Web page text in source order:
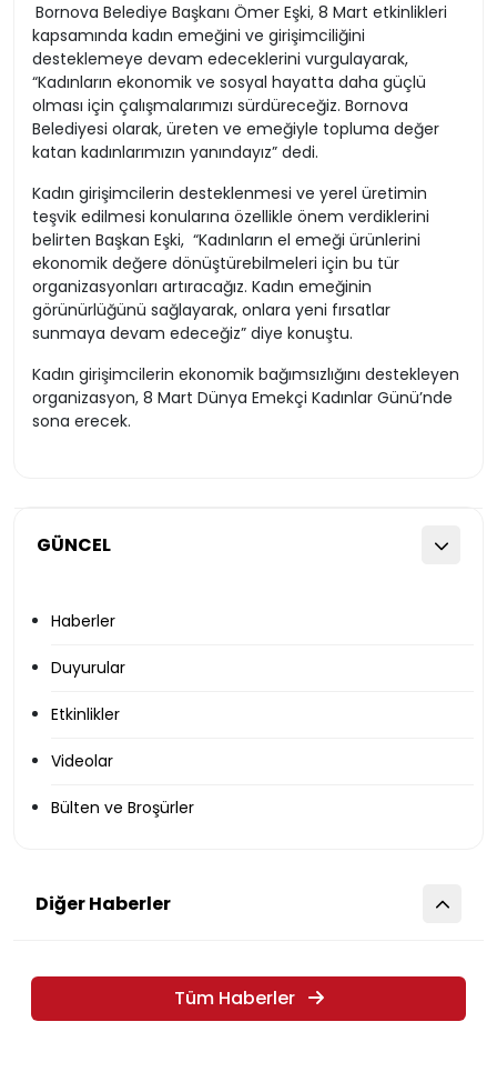
GÜNCEL
Haberler
Duyurular
Etkinlikler
Videolar
Bülten ve Broşürler
Bornova Belediye Başkanı Ömer Eşki, 8 Mart etkinlikleri
kapsamında kadın emeğini ve girişimciliğini
desteklemeye devam edeceklerini vurgulayarak,
“Kadınların ekonomik ve sosyal hayatta daha güçlü
olması için çalışmalarımızı sürdüreceğiz. Bornova
Belediyesi olarak, üreten ve emeğiyle topluma değer
katan kadınlarımızın yanındayız” dedi.
Kadın girişimcilerin desteklenmesi ve yerel üretimin
teşvik edilmesi konularına özellikle önem verdiklerini
belirten Başkan Eşki, “Kadınların el emeği ürünlerini
ekonomik değere dönüştürebilmeleri için bu tür
organizasyonları artıracağız. Kadın emeğinin
görünürlüğünü sağlayarak, onlara yeni fırsatlar
sunmaya devam edeceğiz” diye konuştu.
Kadın girişimcilerin ekonomik bağımsızlığını destekleyen
organizasyon, 8 Mart Dünya Emekçi Kadınlar Günü’nde
sona erecek.
Diğer Haberler
Tüm Haberler